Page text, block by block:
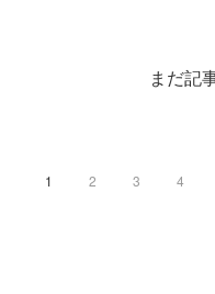
まだ記
1 2 3 4